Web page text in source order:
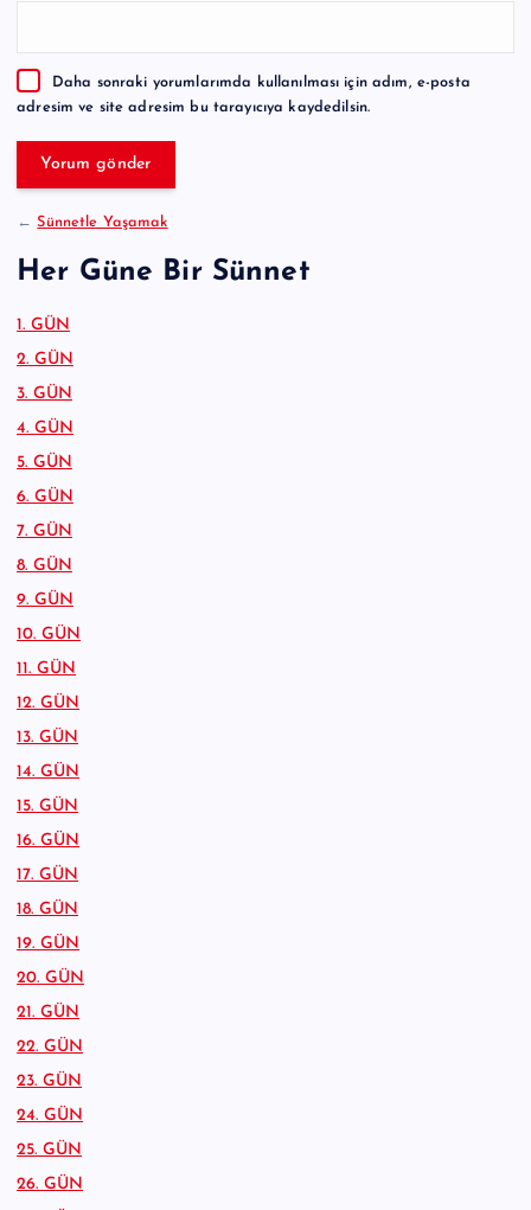
Daha sonraki yorumlarımda kullanılması için adım, e-posta
adresim ve site adresim bu tarayıcıya kaydedilsin.
a
t
←Sünnetle Yaşamak
Her Güne Bir Sünnet
1. GÜN
2. GÜN
3. GÜN
4. GÜN
5. GÜN
6. GÜN
7. GÜN
8. GÜN
9. GÜN
10. GÜN
11. GÜN
12. GÜN
13. GÜN
14. GÜN
15. GÜN
16. GÜN
17. GÜN
18. GÜN
19. GÜN
20. GÜN
21. GÜN
22. GÜN
23. GÜN
24. GÜN
25. GÜN
26. GÜN